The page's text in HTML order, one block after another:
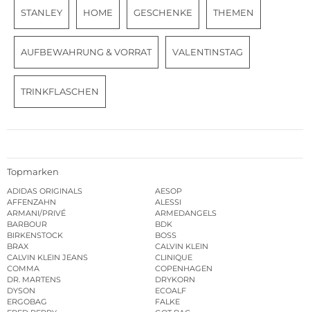
STANLEY HOME GESCHENKE THEMEN
AUFBEWAHRUNG & VORRAT VALENTINSTAG
TRINKFLASCHEN
Topmarken
ADIDAS ORIGINALS
AESOP
AFFENZAHN
ALESSI
ARMANI/PRIVÉ
ARMEDANGELS
BARBOUR
BDK
BIRKENSTOCK
BOSS
BRAX
CALVIN KLEIN
CALVIN KLEIN JEANS
CLINIQUE
COMMA
COPENHAGEN
DR. MARTENS
DRYKORN
DYSON
ECOALF
ERGOBAG
FALKE